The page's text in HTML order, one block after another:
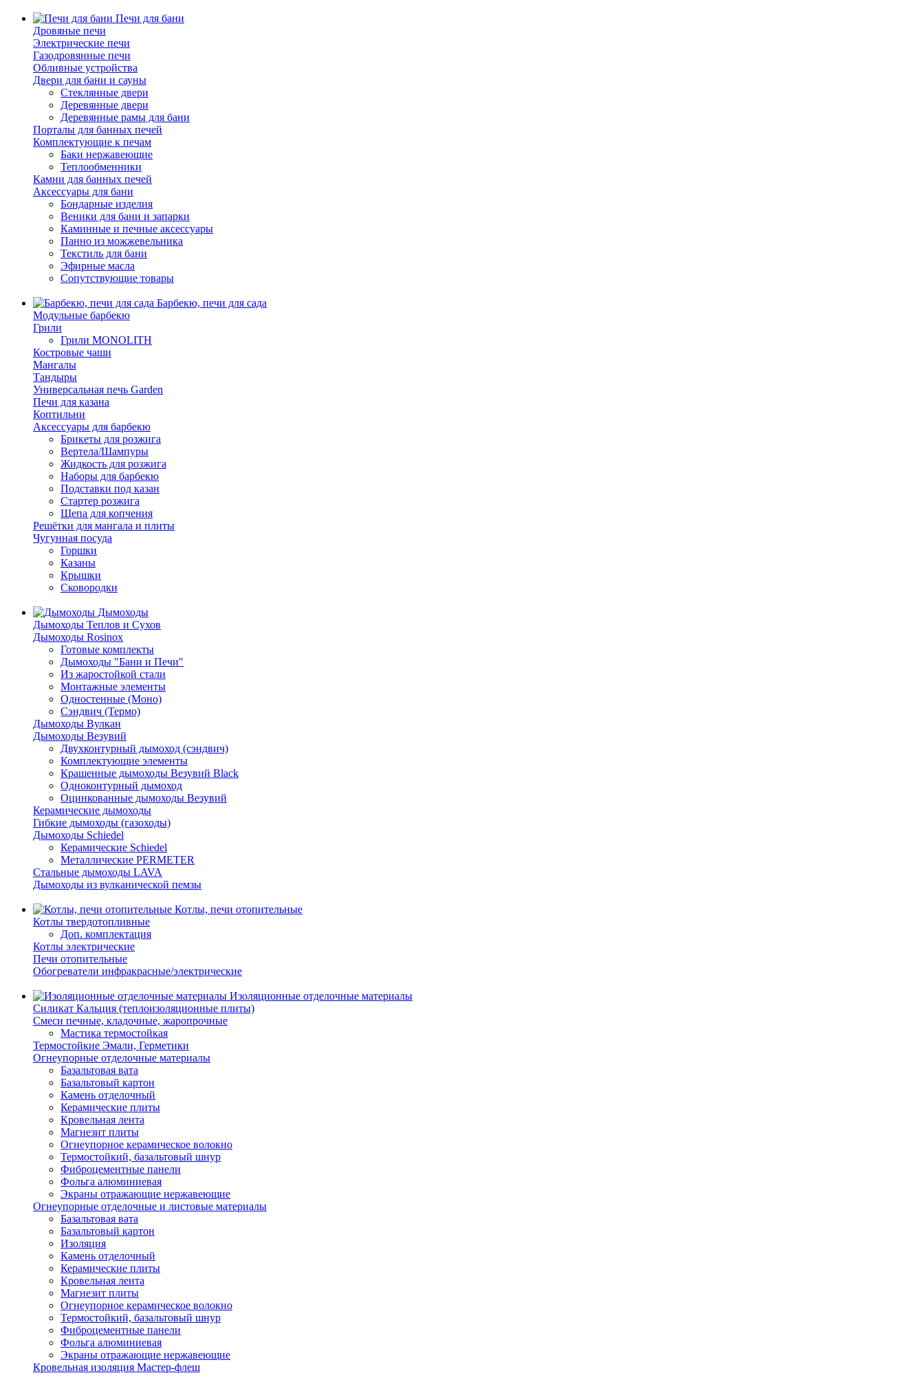
Печи для бани
Дровяные печи
Электрические печи
Газодровянные печи
Обливные устройства
Двери для бани и сауны
Стеклянные двери
Деревянные двери
Деревянные рамы для бани
Порталы для банных печей
Комплектующие к печам
Баки нержавеющие
Теплообменники
Камни для банных печей
Аксессуары для бани
Бондарные изделия
Веники для бани и запарки
Каминные и печные аксессуары
Панно из можжевельника
Текстиль для бани
Эфирные масла
Сопутствующие товары
Барбекю, печи для сада
Модульные барбекю
Грили
Грили MONOLITH
Костровые чаши
Мангалы
Тандыры
Универсальная печь Garden
Печи для казана
Коптильни
Аксессуары для барбекю
Брикеты для розжига
Вертела/Шампуры
Жидкость для розжига
Наборы для барбекю
Подставки под казан
Стартер розжига
Щепа для копчения
Решётки для мангала и плиты
Чугунная посуда
Горшки
Казаны
Крышки
Сковородки
Дымоходы
Дымоходы Теплов и Сухов
Дымоходы Rosinox
Готовые комплекты
Дымоходы "Бани и Печи"
Из жаростойкой стали
Монтажные элементы
Одностенные (Моно)
Сэндвич (Термо)
Дымоходы Вулкан
Дымоходы Везувий
Двухконтурный дымоход (сэндвич)
Комплектующие элементы
Крашенные дымоходы Везувий Black
Одноконтурный дымоход
Оцинкованные дымоходы Везувий
Керамические дымоходы
Гибкие дымоходы (газоходы)
Дымоходы Schiedel
Керамические Schiedel
Металлические PERMETER
Стальные дымоходы LAVA
Дымоходы из вулканической пемзы
Котлы, печи отопительные
Котлы твердотопливные
Доп. комплектация
Котлы электрические
Печи отопительные
Обогреватели инфракрасные/электрические
Изоляционные отделочные материалы
Силикат Кальция (теплоизоляционные плиты)
Смеси печные, кладочные, жаропрочные
Мастика термостойкая
Термостойкие Эмали, Герметики
Огнеупорные отделочные материалы
Базальтовая вата
Базальтовый картон
Камень отделочный
Керамические плиты
Кровельная лента
Магнезит плиты
Огнеупорное керамическое волокно
Термостойкий, базальтовый шнур
Фиброцементные панели
Фольга алюминиевая
Экраны отражающие нержавеющие
Огнеупорные отделочные и листовые материалы
Базальтовая вата
Базальтовый картон
Изоляция
Камень отделочный
Керамические плиты
Кровельная лента
Магнезит плиты
Огнеупорное керамическое волокно
Термостойкий, базальтовый шнур
Фиброцементные панели
Фольга алюминиевая
Экраны отражающие нержавеющие
Кровельная изоляция Мастер-флеш